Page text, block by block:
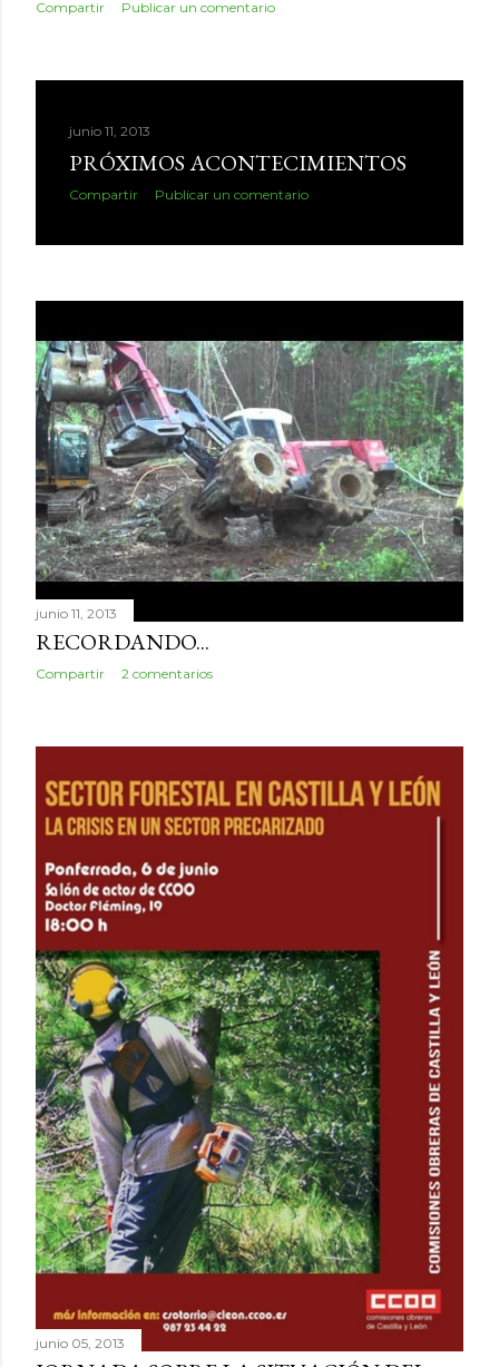
Compartir Publicar un comentario
junio 11, 2013
PRÓXIMOS ACONTECIMIENTOS
Compartir Publicar un comentario
junio 11, 2013
RECORDANDO...
Compartir 2 comentarios
junio 05, 2013